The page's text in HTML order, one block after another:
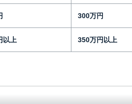
300万円
以上 350万円以上